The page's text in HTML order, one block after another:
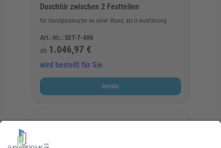
Duschtür zwischen 2 Festteilen
für Ganzglasdusche an einer Wand, als U-Ausführung
Art.-Nr.: SET-7-406
ab 1.046,97 €
wird bestellt für Sie
Details